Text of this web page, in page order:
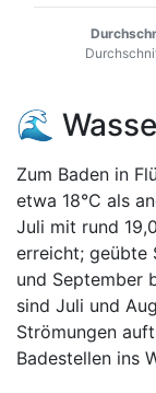
🌊
Zum Baden in
etwa 18°C als
Juli mit rund
erreicht; geübte
und September
sind Juli und
Strömungen
Badestellen ins